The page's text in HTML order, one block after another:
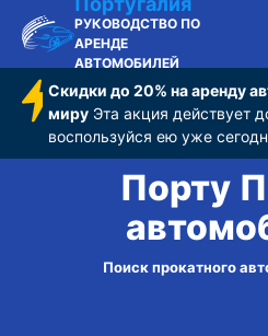
РУКОВОДСТВО ПО
АРЕНДЕ
АВТОМОБИЛЕЙ
Скидки до 20% на аренду
мируЭта акция действует
воспользуйся ею уже
Порту
Поиск прокатного